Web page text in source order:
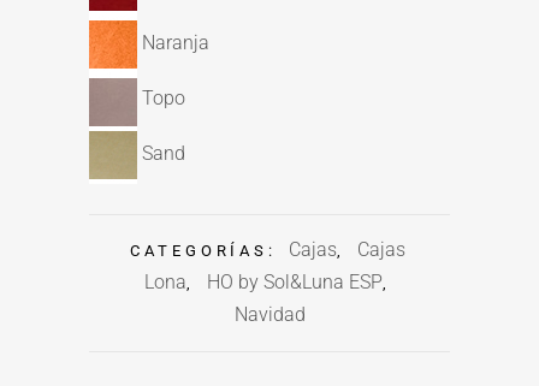
Naranja
Topo
Sand
CATEGORÍAS: Cajas,
Cajas
Lona, HO by Sol&Luna ESP,
Navidad